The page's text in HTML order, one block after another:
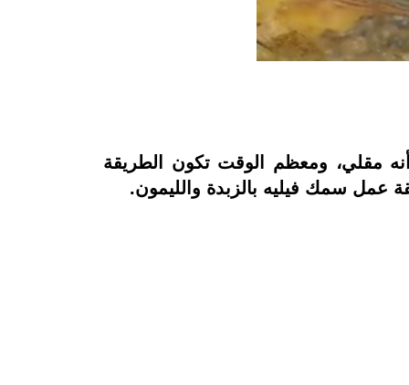
مقلي، ومعظم الوقت تكون الطريقة
عمل سمك فيليه بالزبدة والليمون.